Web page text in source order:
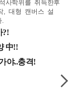
사학위를 취득한후
, 대형 캔버스 설
.